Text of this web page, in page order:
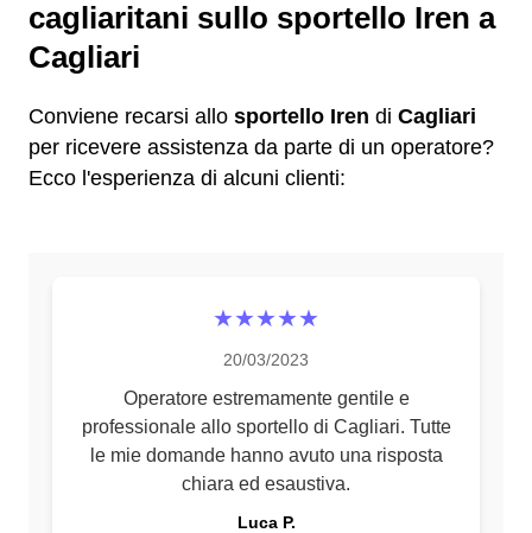
cagliaritani sullo sportello Iren a
Cagliari
Conviene recarsi allo sportello Iren di Cagliari
per ricevere assistenza da parte di un operatore?
Ecco l'esperienza di alcuni clienti:
★★★★★
20/03/2023
Operatore estremamente gentile e
professionale allo sportello di Cagliari. Tutte
le mie domande hanno avuto una risposta
chiara ed esaustiva.
Luca P.